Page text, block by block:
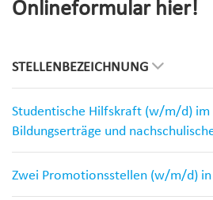
Onlineformular hier!
STELLENBEZEICHNUNG
Studentische Hilfskraft (w/m/d) im
Bildungserträge und
Zwei Promotionsstellen (w/m/d) in